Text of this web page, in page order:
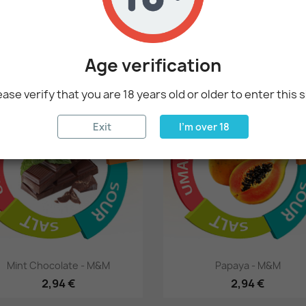
Hurtigsyning
Mint Chocolate - M&M
2,94 €
favorite_border
Hurtigsyning
Papaya - M&M
2,94 €
Age verification
verify that you are 18 years old or older to enter this
Exit I'm over 18